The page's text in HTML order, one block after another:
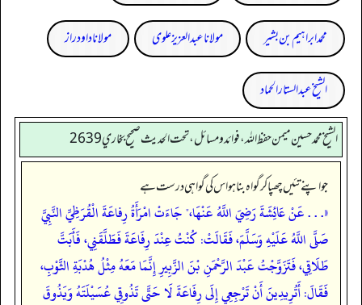
محمد ابراہیم بن بشیر مولانا عبد العزیز علوی مولانا داود راز
الشیخ عبدالستار الحماد
الشيخ محمد حسين ميمن حفظ الله، فوائد و مسائل، تحت الحديث صحيح بخاري 2639
جو اپنے تئیں چھپا کر گواہ بنا ہو اس کی گواہی درست ہے
«. . . عَنْ عَائِشَةَ رَضِيَ اللَّهُ عَنْهَا،" جَاءَتْ امْرَأَةُ رِفاعَةَ الْقُرَظِيِّ النَّبِيَّ
صَلَّى اللَّهُ عَلَيْهِ وَسَلَّمَ، فَقَالَتْ: كُنْتُ عِنْدَ رِفَاعَةَ فَطَلَّقَنِي، فَأَبَتَّ
طَلَاقِي، فَتَزَوَّجْتُ عَبْدَ الرَّحْمَنِ بْنَ الزَّبِيرِ إِنَّمَا مَعَهُ مِثْلُ هُدْبَةِ الثَّوْبِ،
فَقَالَ: أَتُرِيدِينَ أَنْ تَرْجِعِي إِلَى رِفَاعَةَ لَا حَتَّى تَذُوقِي عُسَيْلَتَهُ وَيَذُوقَ